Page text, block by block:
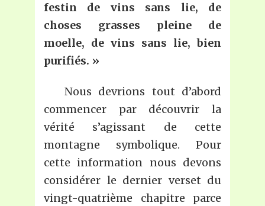
festin de vins sans lie, de
choses grasses pleine de
moelle, de vins sans lie, bien
purifiés. »
Nous devrions tout d’abord
commencer par découvrir la
vérité s’agissant de cette
montagne symbolique. Pour
cette information nous devons
considérer le dernier verset du
vingt-quatrième chapitre parce